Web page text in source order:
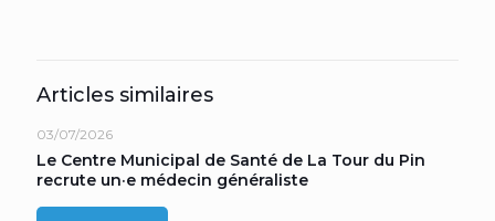
Articles similaires
03/07/2026
Le Centre Municipal de Santé de La Tour du Pin
recrute un·e médecin généraliste